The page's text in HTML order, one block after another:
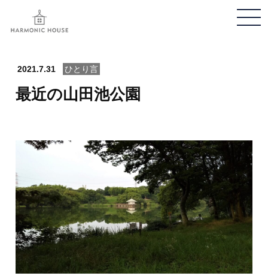
メ
2021.7.31 ひとり言
最近の山田池公園